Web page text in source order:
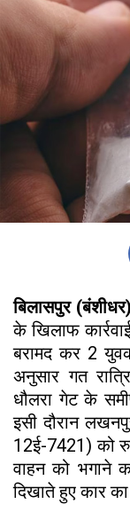
बिलासपुर
के खिलाफ
बरामद कर 2
अनुसार गत
धौलरा गेट के
इसी दौरान
12ई-7421) को
वाहन को भगाने
दिखाते हुए कार